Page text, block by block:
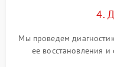
4.
Мы проведем
ее восстановления